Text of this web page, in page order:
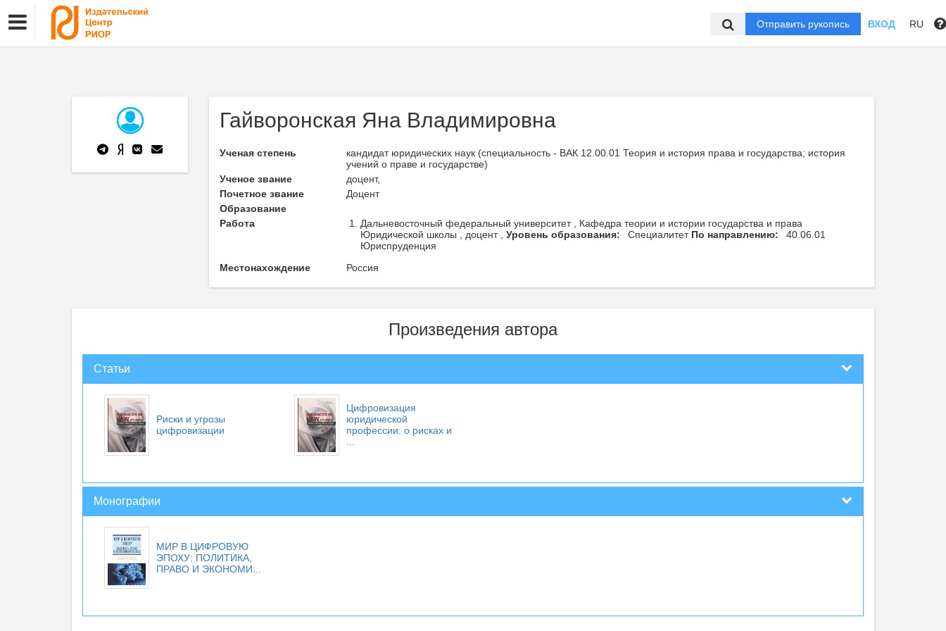
Отправить рукопись ВХОД RU
Гайворонская Яна Владимировна
Ученая степень
кандидат юридических наук (специальность - ВАК 12.00.01 Теория и история права и государства; история
учений о праве и государстве)
Ученое звание
доцент,
Почетное звание
Доцент
Образование
Работа
Дальневосточный федеральный университет , Кафедра теории и истории государства и права
Юридической школы , доцент , Уровень образования: Специалитет По направлению:
40.06.01
Юриспруденция
Местонахождение
Россия
Произведения автора
Статьи
Риски и угрозы
цифровизации
Цифровизация
юридической
профессии: о рисках и
Монографии
МИР В ЦИФРОВУЮ
ЭПОХУ: ПОЛИТИКА,
ПРАВО И ЭКОНОМИ...